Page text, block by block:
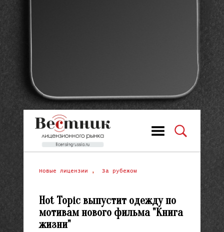
Новые лицензии , За рубежом
Hot Topic выпустит одежду по
мотивам нового фильма "Книга
жизни"